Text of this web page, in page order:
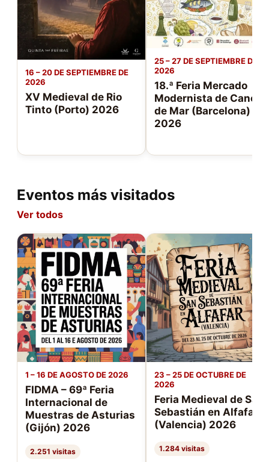
16 – 20 DE SEPTIEMBRE DE
2026
XV Medieval de Rio
Tinto (Porto) 2026
25 – 27 DE SEPTIEMBRE DE
2026
18.ª Feria Mercado
Modernista de Canet
de Mar (Barcelona)
2026
Eventos más visitados
Ver todos
1 – 16 DE AGOSTO DE 2026
FIDMA – 69ª Feria
Internacional de
Muestras de Asturias
(Gijón) 2026
2.251 visitas
23 – 25 DE OCTUBRE DE
2026
Feria Medieval de San
Sebastián en Alfafar
(Valencia) 2026
1.284 visitas